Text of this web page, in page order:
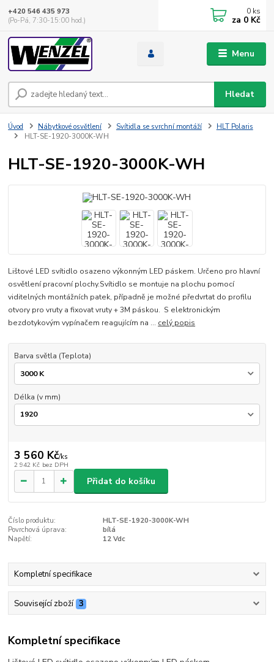
Menu
Hledat
+420 546 435 973
(Po-Pá, 7:30-15:00 hod.)
0 ks
za 0 Kč
Úvod Nábytkové osvětlení Svítidla se svrchní montáží
HLT Polaris
HLT-SE-1920-3000K-WH
HLT-SE-1920-3000K-WH
Lištové LED svítidlo osazeno výkonným LED páskem. Určeno pro hlavní
osvětlení pracovní plochy.Svítidlo se montuje na plochu pomocí
viditelných montážních patek, případně je možné předvrtat do profilu
otvory pro vruty a fixovat vruty + 3M páskou. S elektronickým
bezdotykovým vypínačem reagujícím na ... celý popis
Barva světla (Teplota)
Délka (v mm)
3 560 Kč/ks
2 942 Kč bez DPH
Přidat do košíku
Číslo produktu:
HLT-SE-1920-3000K-WH
Povrchová úprava:
bílá
Napětí:
12 Vdc
Kompletní specifikace
Související zboží 3
Kompletní specifikace